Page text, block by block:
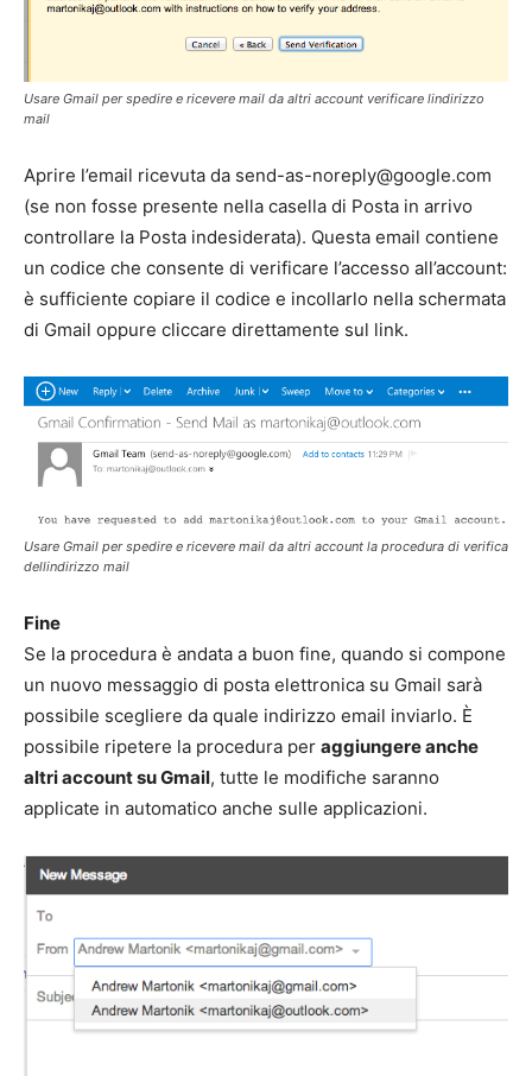
Usare Gmail per spedire e ricevere mail da altri account verificare lindirizzo
mail
Aprire l’email ricevuta da send-as-noreply@google.com
(se non fosse presente nella casella di Posta in arrivo
controllare la Posta indesiderata). Questa email contiene
un codice che consente di verificare l’accesso all’account:
è sufficiente copiare il codice e incollarlo nella schermata
di Gmail oppure cliccare direttamente sul link.
Usare Gmail per spedire e ricevere mail da altri account la procedura di verifica
dellindirizzo mail
Fine
Se la procedura è andata a buon fine, quando si compone
un nuovo messaggio di posta elettronica su Gmail sarà
possibile scegliere da quale indirizzo email inviarlo. È
possibile ripetere la procedura per aggiungere anche
altri account su Gmail, tutte le modifiche saranno
applicate in automatico anche sulle applicazioni.